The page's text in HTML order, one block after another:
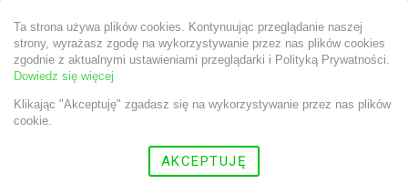
Ta strona używa plików cookies. Kontynuując przeglądanie naszej
strony, wyrażasz zgodę na wykorzystywanie przez nas plików cookies
zgodnie z aktualnymi ustawieniami przeglądarki i Polityką Prywatności.
Dowiedz się więcej
Klikając "Akceptuję" zgadasz się na wykorzystywanie przez nas plików
cookie.
AKCEPTUJĘ